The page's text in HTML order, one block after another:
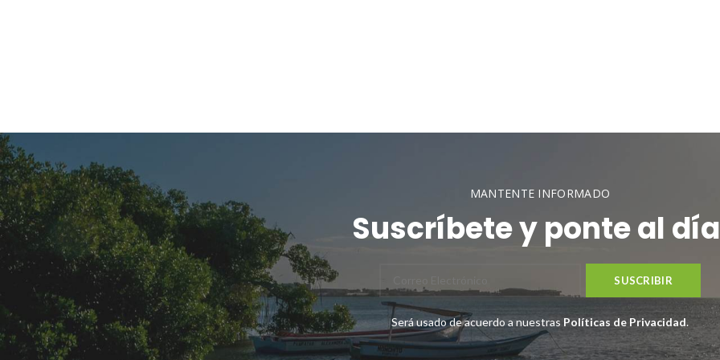
MANTENTE INFORMADO
Suscríbete y ponte al
Será usado de acuerdo a nuestras Políticas de Privacidad.